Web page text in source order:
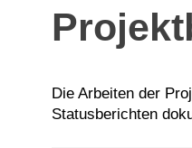
Die Arbeiten der
Statusberichten